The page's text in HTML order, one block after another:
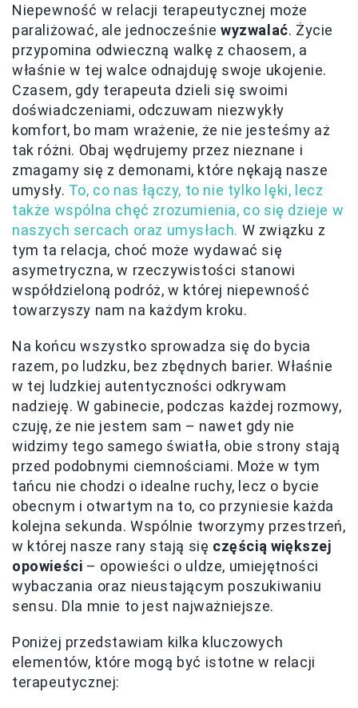
Niepewność w relacji terapeutycznej może
paraliżować, ale jednocześniewyzwalać. Życie
przypomina odwieczną walkę z chaosem, a
właśnie w tej walce odnajduję swoje ukojenie.
Czasem, gdy terapeuta dzieli się swoimi
doświadczeniami, odczuwam niezwykły
komfort, bo mam wrażenie, że nie jesteśmy aż
tak różni. Obaj wędrujemy przez nieznane i
zmagamy się z demonami, które nękają nasze
umysły. To, co nas łączy, to nie tylko lęki, lecz
także wspólna chęć zrozumienia, co się dzieje w
naszych sercach oraz umysłach. W związku z
tym ta relacja, choć może wydawać się
asymetryczna, w rzeczywistości stanowi
współdzieloną podróż, w której niepewność
towarzyszy nam na każdym kroku.
Na końcu wszystko sprowadza się do bycia
razem, po ludzku, bez zbędnych barier. Właśnie
w tej ludzkiej autentyczności odkrywam
nadzieję. W gabinecie, podczas każdej rozmowy,
czuję, że nie jestem sam – nawet gdy nie
widzimy tego samego światła, obie strony stają
przed podobnymi ciemnościami. Może w tym
tańcu nie chodzi o idealne ruchy, lecz o bycie
obecnym i otwartym na to, co przyniesie każda
kolejna sekunda. Wspólnie tworzymy przestrzeń,
w której nasze rany stają się częścią większej
opowieści – opowieści o uldze, umiejętności
wybaczania oraz nieustającym poszukiwaniu
sensu. Dla mnie to jest najważniejsze.
Poniżej przedstawiam kilka kluczowych
elementów, które mogą być istotne w relacji
terapeutycznej: